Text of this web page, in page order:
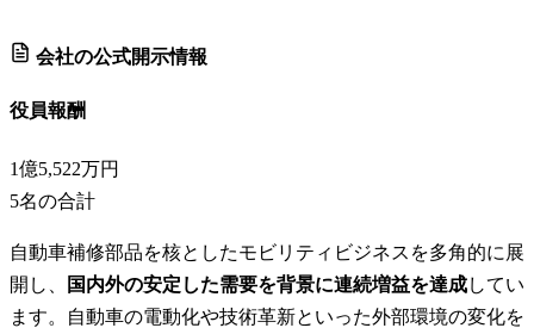
会社の公式開示情報
役員報酬
1億5,522万円
5名の合計
自動車補修部品を核としたモビリティビジネスを多角的に展
開し、
国内外の安定した需要を背景に連続増益を達成してい
ます。自動車の電動化や技術革新といった外部環境の変化を